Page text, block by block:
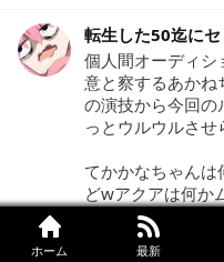
ホーム 最新
転生した50迄に
個人間オーディシ
意と察するあか
の演技から今回の
っとウルウルさせ
てかかなちゃんは
どwアクアは何か